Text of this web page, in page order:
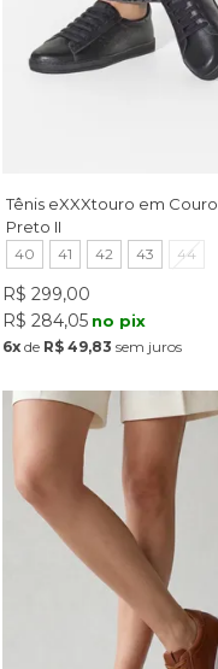
Tênis eXXXtouro em Couro
Preto II
40 41 42 43 44
R$ 299,00
R$ 284,05 no pix
6xde R$ 49,83 sem juros